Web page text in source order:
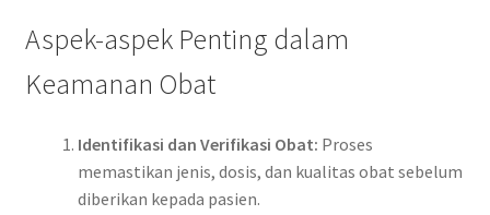
Aspek-aspek Penting dalam
Keamanan Obat
Identifikasi dan Verifikasi Obat: Proses
memastikan jenis, dosis, dan kualitas obat sebelum
diberikan kepada pasien.